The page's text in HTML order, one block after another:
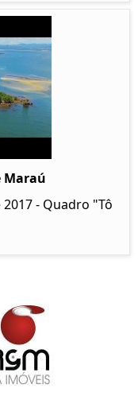
Maraú
- Quadro "Tô